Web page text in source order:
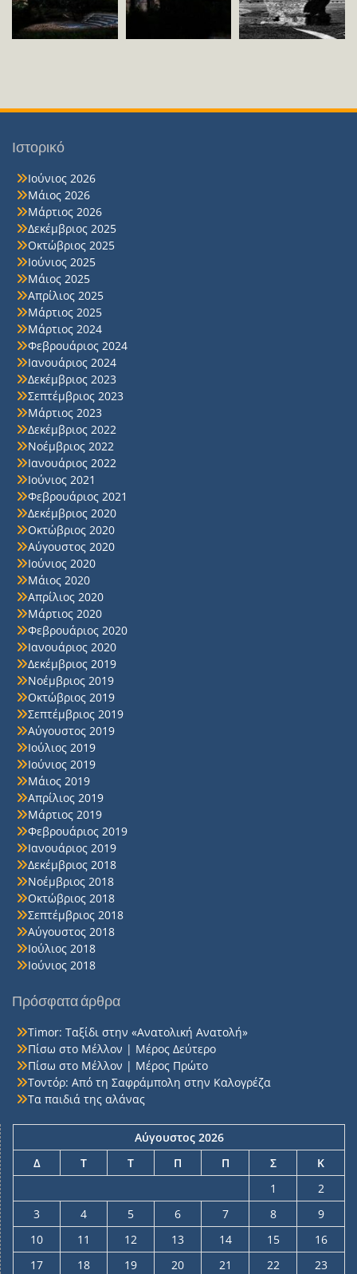
Ιστορικό
Ιούνιος 2026
Μάιος 2026
Μάρτιος 2026
Δεκέμβριος 2025
Οκτώβριος 2025
Ιούνιος 2025
Μάιος 2025
Απρίλιος 2025
Μάρτιος 2025
Μάρτιος 2024
Φεβρουάριος 2024
Ιανουάριος 2024
Δεκέμβριος 2023
Σεπτέμβριος 2023
Μάρτιος 2023
Δεκέμβριος 2022
Νοέμβριος 2022
Ιανουάριος 2022
Ιούνιος 2021
Φεβρουάριος 2021
Δεκέμβριος 2020
Οκτώβριος 2020
Αύγουστος 2020
Ιούνιος 2020
Μάιος 2020
Απρίλιος 2020
Μάρτιος 2020
Φεβρουάριος 2020
Ιανουάριος 2020
Δεκέμβριος 2019
Νοέμβριος 2019
Οκτώβριος 2019
Σεπτέμβριος 2019
Αύγουστος 2019
Ιούλιος 2019
Ιούνιος 2019
Μάιος 2019
Απρίλιος 2019
Μάρτιος 2019
Φεβρουάριος 2019
Ιανουάριος 2019
Δεκέμβριος 2018
Νοέμβριος 2018
Οκτώβριος 2018
Σεπτέμβριος 2018
Αύγουστος 2018
Ιούλιος 2018
Ιούνιος 2018
Πρόσφατα άρθρα
Timor: Ταξίδι στην «Ανατολική Ανατολή»
Πίσω στο Μέλλον | Μέρος Δεύτερο
Πίσω στο Μέλλον | Μέρος Πρώτο
Τοντόρ: Από τη Σαφράμπολη στην Καλογρέζα
Τα παιδιά της αλάνας
Αύγουστος 2026
Δ
Τ Τ Π Π Σ
Κ
1
2
3
4 5 6 7 8
9
10
11 12 13 14 15
16
17
18 19 20 21 22
23